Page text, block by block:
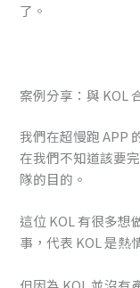
了。
案例分享：與 KOL
我們在超慢跑 APP
在我們不知道該要
隊的目的。
這位 KOL 有很多想
事，代表 KOL 是熱